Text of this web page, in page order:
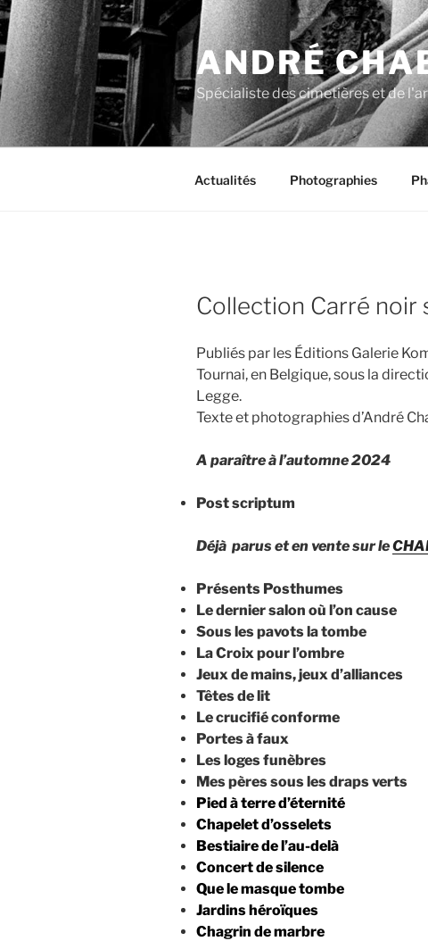
Aller
au
contenu
principal
ANDRÉ
Spécialiste des cimetières et de
Actualités Photographies
Collection Carré noir
Publiés par les Éditions Galerie
Tournai, en Belgique, sous la
Legge.
Texte et photographies d’André
A paraître à l’automne 2024
Post scriptum
Déjà parus et en vente sur le
Présents Posthumes
Le dernier salon où l’on cause
Sous les pavots la tombe
La Croix pour l’ombre
Jeux de mains, jeux d’alliances
Têtes de lit
Le crucifié conforme
Portes à faux
Les loges funèbres
Mes pères sous les draps verts
Pied à terre d’éternité
Chapelet d’osselets
Bestiaire de l’au-delà
Concert de silence
Que le masque tombe
Jardins héroïques
Chagrin de marbre